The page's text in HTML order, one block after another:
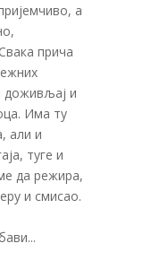
а
прича
доживљај и
Има ту
али и
туге и
да режира,
и смисао.